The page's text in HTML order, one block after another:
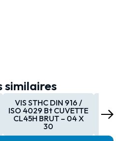
similaires
VIS STHC DIN 916 /
ISO 4029 Bt CUVETTE
CL45H BRUT – 04 X
30